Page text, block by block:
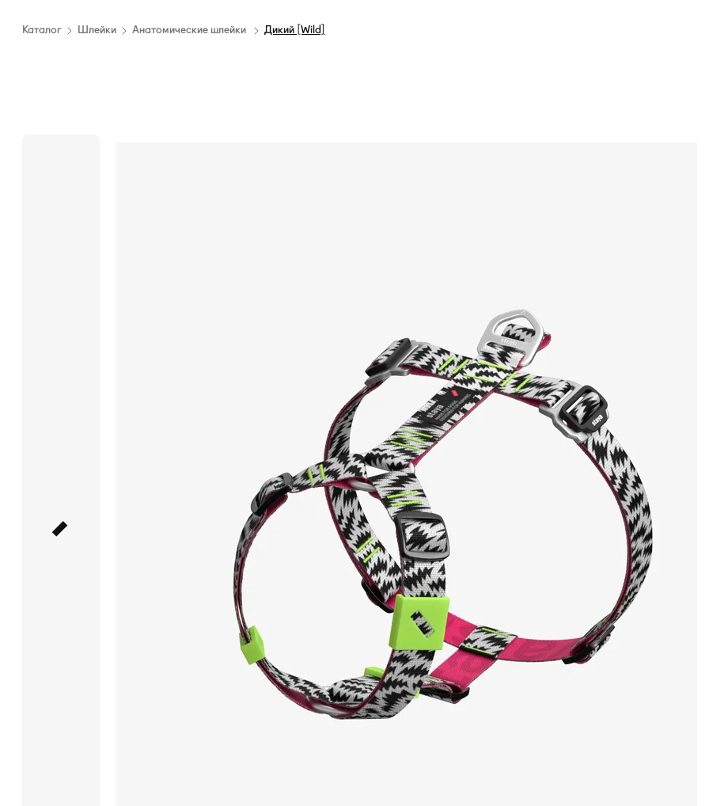
Каталог Шлейки Анатомические шлейки Дикий [Wild]